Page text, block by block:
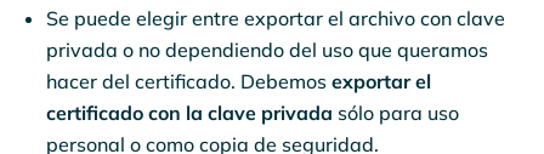
Se puede elegir entre exportar el archivo con clave
privada o no dependiendo del uso que queramos
hacer del certificado. Debemosexportar el
certificado con la clave privada sólo para uso
personal o como copia de seguridad.